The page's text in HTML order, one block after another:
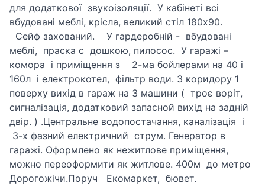
для додаткової звукоізоляції. У кабінеті всі
вбудовані меблі, крісла, великий стіл 180х90.
Сейф захований. У гардеробній - вбудовані
меблі, праска с дошкою, пилосос. У гаражі –
комора і приміщення з 2-ма бойлерами на 40 і
160л і електрокотел, фільтр води. З коридору 1
поверху вихід в гараж на 3 машини ( троє воріт,
сигналізація, додатковий запасной вихід на задній
двір. ) .Центральне водопостачання, каналізація і
3-х фазний електричний струм. Генератор в
гаражі. Оформлено як нежитлове приміщення,
можно переоформити як житлове. 400м до метро
Дорогожічи.Поруч Екомаркет, бювет.